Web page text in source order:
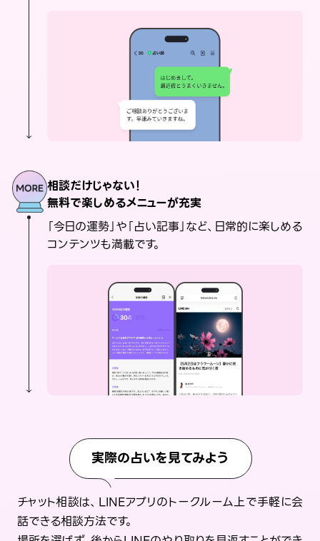
相談だけじゃない！
無料で楽しめるメニューが充実
「今日の運勢」や「占い記事」など、日常的に楽しめる
コンテンツも満載です。
実際の占いを見てみよう
チャット相談は、LINEアプリのトークルーム上で手軽に会
話できる相談方法です。